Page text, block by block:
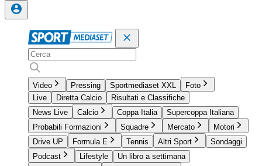
Video Pressing Sportmediaset XXL
Foto
Live
Diretta Calcio
Risultati e Classifiche
News Live
Calcio Coppa Italia
Supercoppa Italiana
Probabili Formazioni
Squadre Mercato
Motori
Drive UP
Formula E Tennis Altri Sport
Sondaggi
Podcast
Lifestyle
Un libro a settimana